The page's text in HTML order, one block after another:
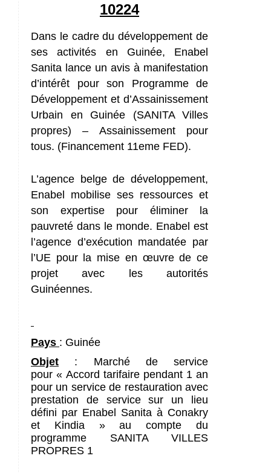
10224
Dans le cadre du développement de
ses activités en Guinée, Enabel
Sanita lance un avis à manifestation
d’intérêt pour son Programme de
Développement et d’Assainissement
Urbain en Guinée (SANITA Villes
propres) – Assainissement pour
tous. (Financement 11eme FED).
L’agence belge de développement,
Enabel mobilise ses ressources et
son expertise pour éliminer la
pauvreté dans le monde. Enabel est
l’agence d’exécution mandatée par
l’UE pour la mise en œuvre de ce
projet avec les autorités
Guinéennes.
Pays : Guinée
Objet
: Marché de service
pour « Accord tarifaire pendant 1 an
pour un service de restauration avec
prestation de service sur un lieu
défini par Enabel Sanita à Conakry
et Kindia » au compte du
programme SANITA VILLES
PROPRES 1